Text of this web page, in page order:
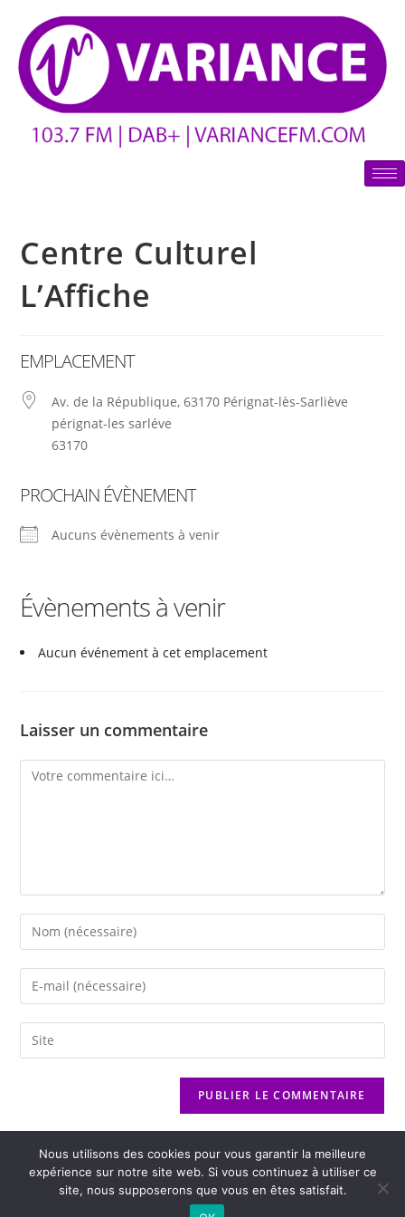
Centre Culturel
L’Affiche
EMPLACEMENT
Av. de la République, 63170 Pérignat-lès-Sarliève
pérignat-les sarléve
63170
PROCHAIN ÉVÈNEMENT
Aucuns évènements à venir
Évènements à venir
Aucun événement à cet emplacement
Laisser un commentaire
Nous utilisons des cookies pour vous garantir la meilleure
expérience sur notre site web. Si vous continuez à utiliser ce
site, nous supposerons que vous en êtes satisfait.